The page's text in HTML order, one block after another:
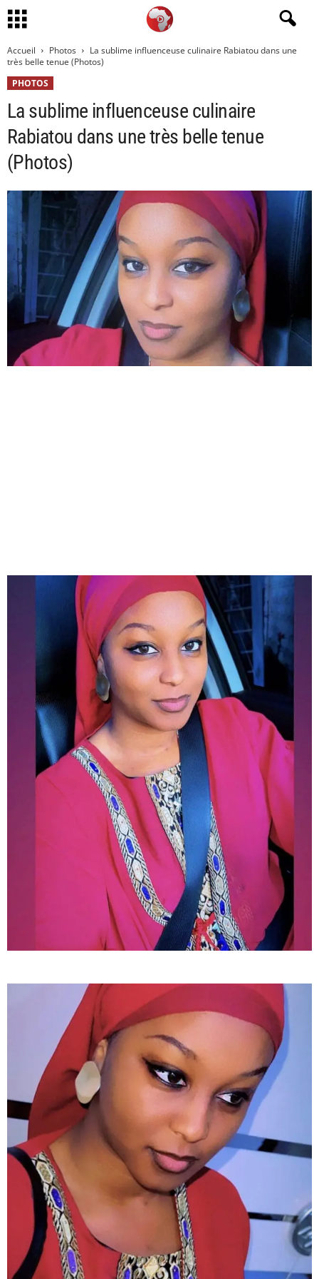
Accueil Photos
La sublime influenceuse culinaire Rabiatou dans une
très belle tenue (Photos)
PHOTOS
La sublime influenceuse culinaire
Rabiatou dans une très belle tenue
(Photos)